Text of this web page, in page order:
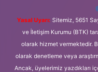
Yasal Uyarı: Sitemiz, 5651
ve İletişim Kurumu (BTK)
olarak hizmet vermektedir.
olarak denetleme veya
Ancak, üyelerimiz yazdıkları